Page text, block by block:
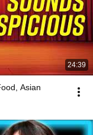
24:39
Asian